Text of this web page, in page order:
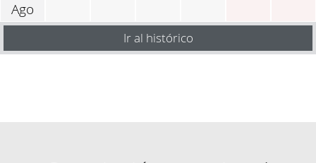
Ago
Ir al histórico